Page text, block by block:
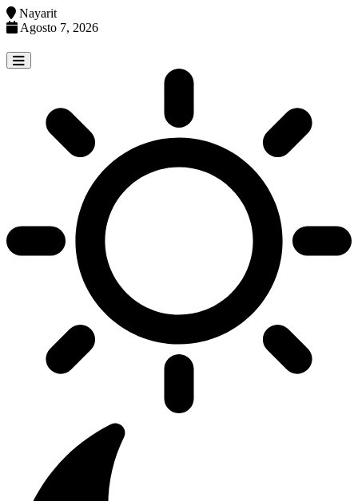
Nayarit
Agosto 7, 2026
to
content